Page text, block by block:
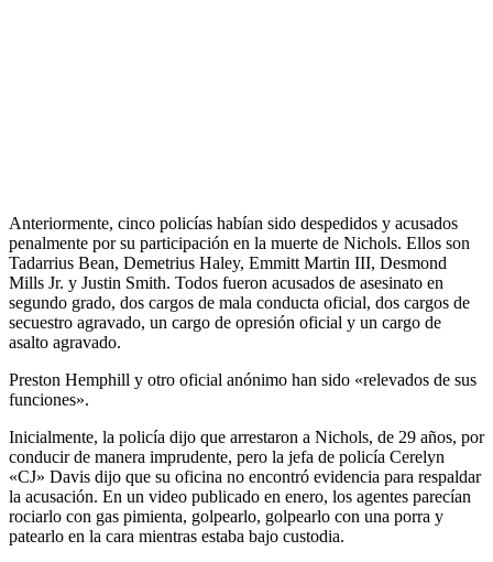
Anteriormente, cinco policías habían sido despedidos y acusados ​​
penalmente por su participación en la muerte de Nichols. Ellos son
Tadarrius Bean, Demetrius Haley, Emmitt Martin III, Desmond
Mills Jr. y Justin Smith. Todos fueron acusados ​​de asesinato en
segundo grado, dos cargos de mala conducta oficial, dos cargos de
secuestro agravado, un cargo de opresión oficial y un cargo de
asalto agravado.
Preston Hemphill y otro oficial anónimo han sido «relevados de sus
funciones».
Inicialmente, la policía dijo que arrestaron a Nichols, de 29 años, por
conducir de manera imprudente, pero la jefa de policía Cerelyn
«CJ» Davis dijo que su oficina no encontró evidencia para respaldar
la acusación. En un video publicado en enero, los agentes parecían
rociarlo con gas pimienta, golpearlo, golpearlo con una porra y
patearlo en la cara mientras estaba bajo custodia.